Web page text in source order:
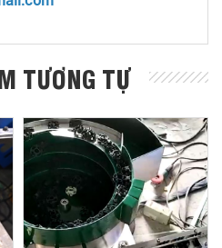
TƯƠNG TỰ